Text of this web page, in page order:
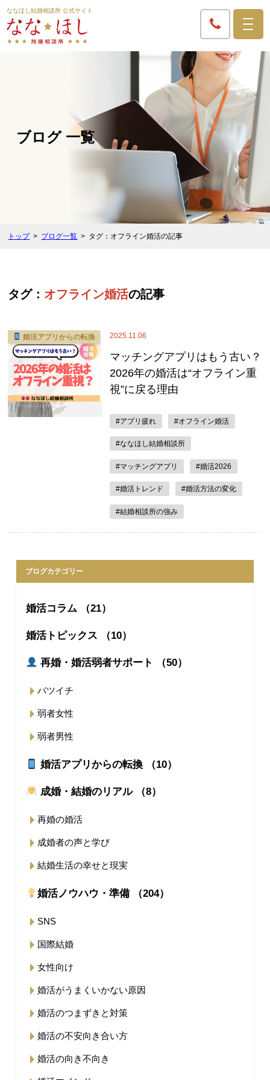
ななほし結婚相談所 公式サイト
ブログ 一覧
トップ ブログ一覧 タグ：オフライン婚活の記事
タグ： オフライン婚活の記事
2025.11.06
婚活アプリからの転換
マッチングアプリはもう古い？
2026年の婚活は“オフライン重
視”に戻る理由
#アプリ疲れ #オフライン婚活
#ななほし結婚相談所
#マッチングアプリ #婚活2026
#婚活トレンド #婚活方法の変化
#結婚相談所の強み
ブログカテゴリー
婚活コラム （21）
婚活トピックス （10）
再婚・婚活弱者サポート （50）
バツイチ
弱者女性
弱者男性
婚活アプリからの転換 （10）
成婚・結婚のリアル （8）
再婚の婚活
成婚者の声と学び
結婚生活の幸せと現実
婚活ノウハウ・準備 （204）
SNS
国際結婚
女性向け
婚活がうまくいかない原因
婚活のつまずきと対策
婚活の不安向き合い方
婚活の向き不向き